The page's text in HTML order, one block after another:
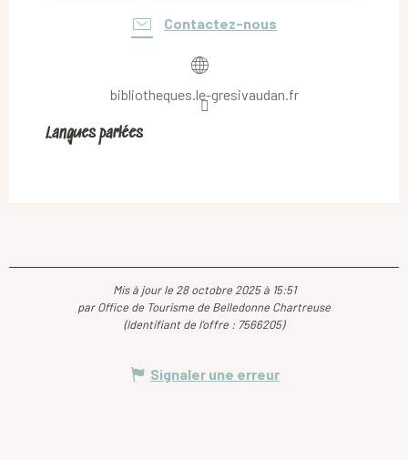
Contactez-nous
bibliotheques.le-gresivaudan.fr
Langues parlées
Langues parlées
Mis à jour le 28 octobre 2025 à 15:51
par Office de Tourisme de Belledonne Chartreuse
(Identifiant de l'offre : 7566205)
Signaler une erreur